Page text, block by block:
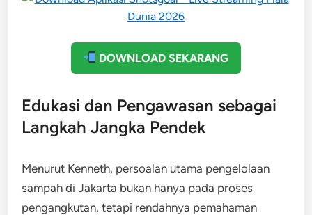
DOWNLOAD SEKARANG
Edukasi dan Pengawasan sebagai
Langkah Jangka Pendek
Menurut Kenneth, persoalan utama pengelolaan
sampah di Jakarta bukan hanya pada proses
pengangkutan, tetapi rendahnya pemahaman